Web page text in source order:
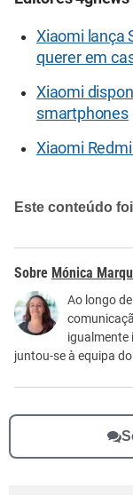
Xiaomi lança
querer em
Xiaomi
smartphones
Xiaomi
Este conteúdo
Este conteúdo
Este conteúdo
Outro
Mónica
Ao longo
igualmente
juntou-se à equipa